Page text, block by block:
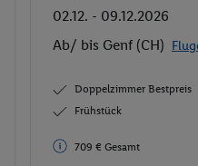
02.12. - 09.12.2026
Ab/ bis Genf (CH)
Doppelzimmer Bestpreis
Frühstück
709 € Gesamt